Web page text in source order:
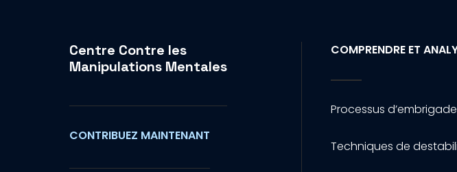
Centre Contre les
Manipulations Mentales
CONTRIBUEZ MAINTENANT
COMPRENDRE ET
Processus
Techniques de